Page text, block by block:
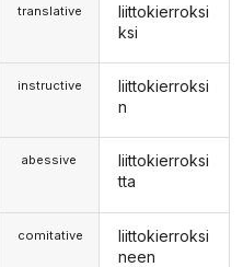
translative
instructive
abessive
comitative
liittokierroksi
ksi
liittokierroksi
n
liittokierroksi
tta
liittokierroksi
neen